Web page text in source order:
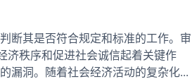
断其是否符合规定和标准的工作。审
济秩序和促进社会诚信起着关键作
漏洞。随着社会经济活动的复杂化...